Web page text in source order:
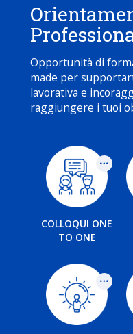
COLLOQUI ONE
TO ONE
Opportunità di
made per
lavorativa e
raggiungere i tuoi